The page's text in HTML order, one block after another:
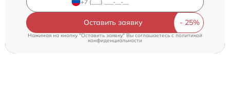
Оставить заявку
Нажимая на кнопку "Оставить заявку" Вы соглашаетесь c политикой
конфиденциальности